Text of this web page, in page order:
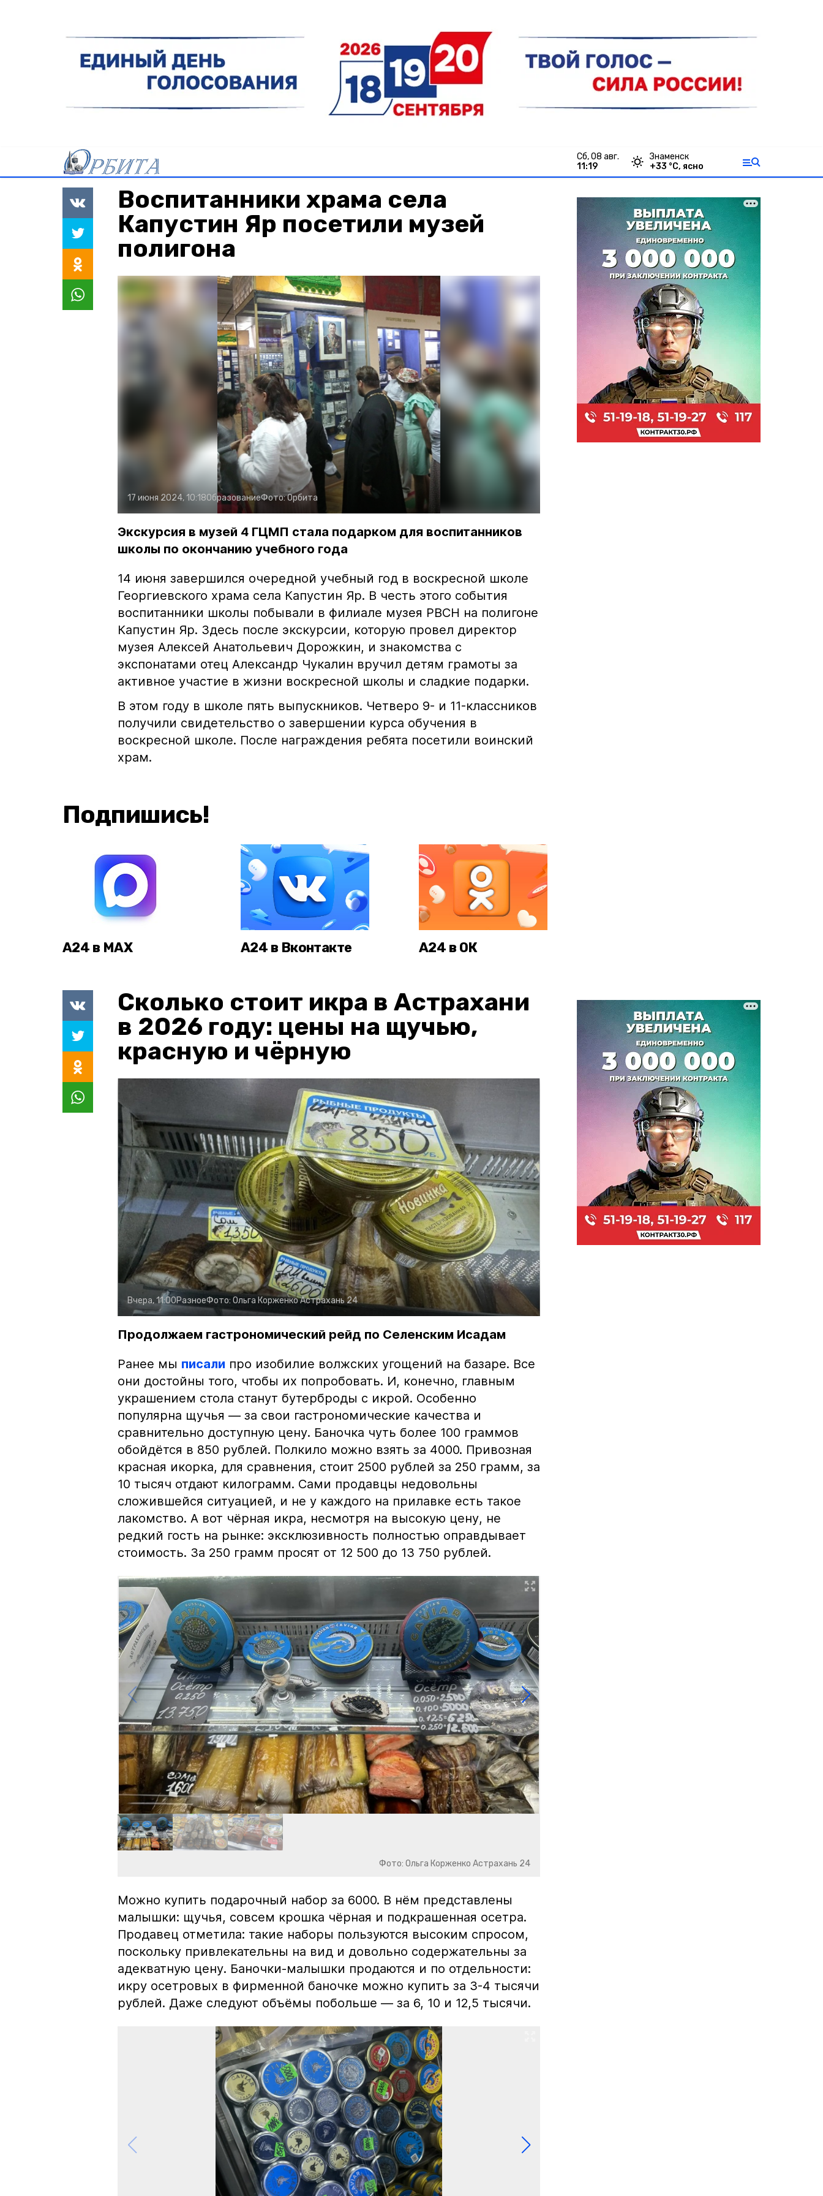
сб, 08 авг.
11:19
Знаменск
+33 °С, ясно
Воспитанники храма села
Капустин Яр посетили музей
полигона
17 июня 2024, 10:18ОбразованиеФото:Орбита
Экскурсия в музей 4 ГЦМП стала подарком для воспитанников
школы по окончанию учебного года
14 июня завершился очередной учебный год в воскресной школе
Георгиевского храма села Капустин Яр. В честь этого события
воспитанники школы побывали в филиале музея РВСН на полигоне
Капустин Яр. Здесь после экскурсии, которую провел директор
музея Алексей Анатольевич Дорожкин, и знакомства с
экспонатами отец Александр Чукалин вручил детям грамоты за
активное участие в жизни воскресной школы и сладкие подарки.
В этом году в школе пять выпускников. Четверо 9- и 11-классников
получили свидетельство о завершении курса обучения в
воскресной школе. После награждения ребята посетили воинский
храм.
Подпишись!
А24 в MAX А24 в Вконтакте А24 в ОК
Сколько стоит икра в Астрахани
в 2026 году: цены на щучью,
красную и чёрную
Вчера, 11:00РазноеФото: Ольга КорженкоАстрахань 24
Продолжаем гастрономический рейд по Селенским Исадам
Ранее мы писали про изобилие волжских угощений на базаре. Все
они достойны того, чтобы их попробовать. И, конечно, главным
украшением стола станут бутерброды с икрой. Особенно
популярна щучья — за свои гастрономические качества и
сравнительно доступную цену. Баночка чуть более 100 граммов
обойдётся в 850 рублей. Полкило можно взять за 4000. Привозная
красная икорка, для сравнения, стоит 2500 рублей за 250 грамм, за
10 тысяч отдают килограмм. Сами продавцы недовольны
сложившейся ситуацией, и не у каждого на прилавке есть такое
лакомство. А вот чёрная икра, несмотря на высокую цену, не
редкий гость на рынке: эксклюзивность полностью оправдывает
стоимость. За 250 грамм просят от 12 500 до 13 750 рублей.
Фото: Ольга Корженко Астрахань 24
Можно купить подарочный набор за 6000. В нём представлены
малышки: щучья, совсем крошка чёрная и подкрашенная осетра.
Продавец отметила: такие наборы пользуются высоким спросом,
поскольку привлекательны на вид и довольно содержательны за
адекватную цену. Баночки-малышки продаются и по отдельности:
икру осетровых в фирменной баночке можно купить за 3-4 тысячи
рублей. Даже следуют объёмы побольше — за 6, 10 и 12,5 тысячи.